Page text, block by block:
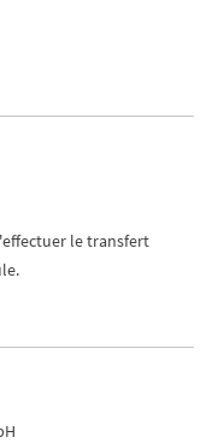
le transfert